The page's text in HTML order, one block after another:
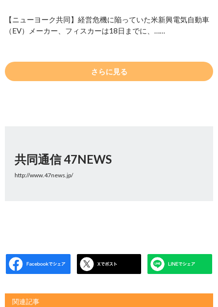
【ニューヨーク共同】経営危機に陥っていた米新興電気自動車
（EV）メーカー、フィスカーは18日までに、……
さらに見る
共同通信 47NEWS
http://www.47news.jp/
関連記事